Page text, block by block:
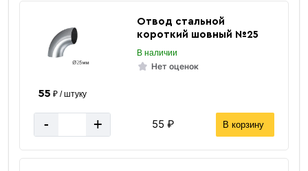
Отвод стальной
короткий шовный №25
В наличии
Нет оценок
55 ₽ / штуку
- + 55 ₽ В корзину